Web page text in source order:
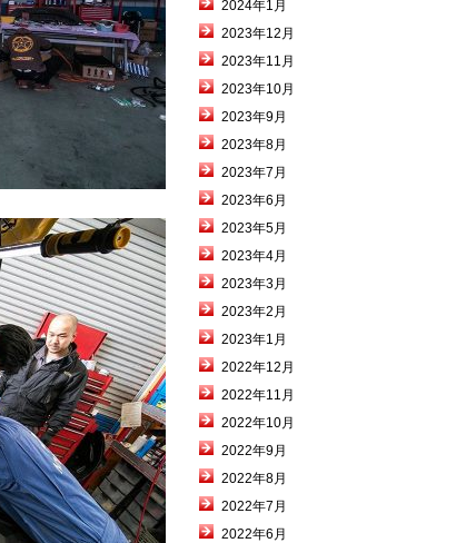
2024年1月
2023年12月
2023年11月
2023年10月
2023年9月
2023年8月
2023年7月
2023年6月
2023年5月
2023年4月
2023年3月
2023年2月
2023年1月
2022年12月
2022年11月
2022年10月
2022年9月
2022年8月
2022年7月
2022年6月